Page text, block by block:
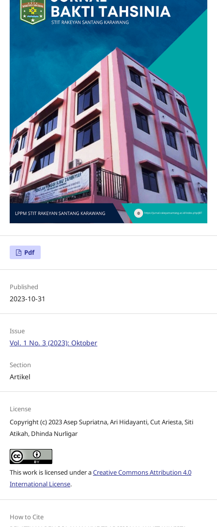
Pdf
Published
2023-10-31
Issue
Vol. 1 No. 3 (2023): Oktober
Section
Artikel
License
Copyright (c) 2023 Asep Supriatna, Ari Hidayanti, Cut Ariesta, Siti
Atikah, Dhinda Nurligar
This work is licensed under aCreative Commons Attribution 4.0
International License.
How to Cite